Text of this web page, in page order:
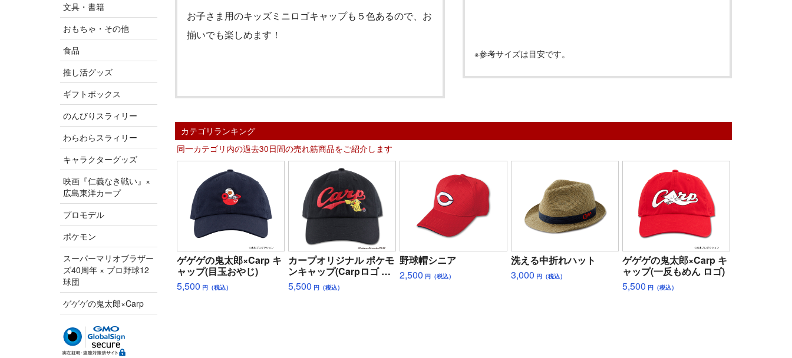
文具・書籍
おもちゃ・その他
食品
推し活グッズ
ギフトボックス
のんびりスラィリー
わらわらスラィリー
キャラクターグッズ
映画『仁義なき戦い』×
広島東洋カープ
プロモデル
ポケモン
スーパーマリオブラザー
ズ40周年 × プロ野球12
球団
ゲゲゲの鬼太郎×Carp
お子さま用のキッズミニロゴキャップも５色あるので、お
揃いでも楽しめます！
※参考サイズは目安です。
カテゴリランキング
同一カテゴリ内の過去30日間の売れ筋商品をご紹介します
ゲゲゲの鬼太郎×Carp キ
ャップ(目玉おやじ)
5,500 円（税込）
カープオリジナル ポケモ
ンキャップ(Carpロゴ ピ
カチュウ)
5,500 円（税込）
野球帽シニア
2,500 円（税込）
洗える中折れハット
3,000 円（税込）
ゲゲゲの鬼太郎×Carp キ
ャップ(一反もめん ロゴ)
5,500 円（税込）